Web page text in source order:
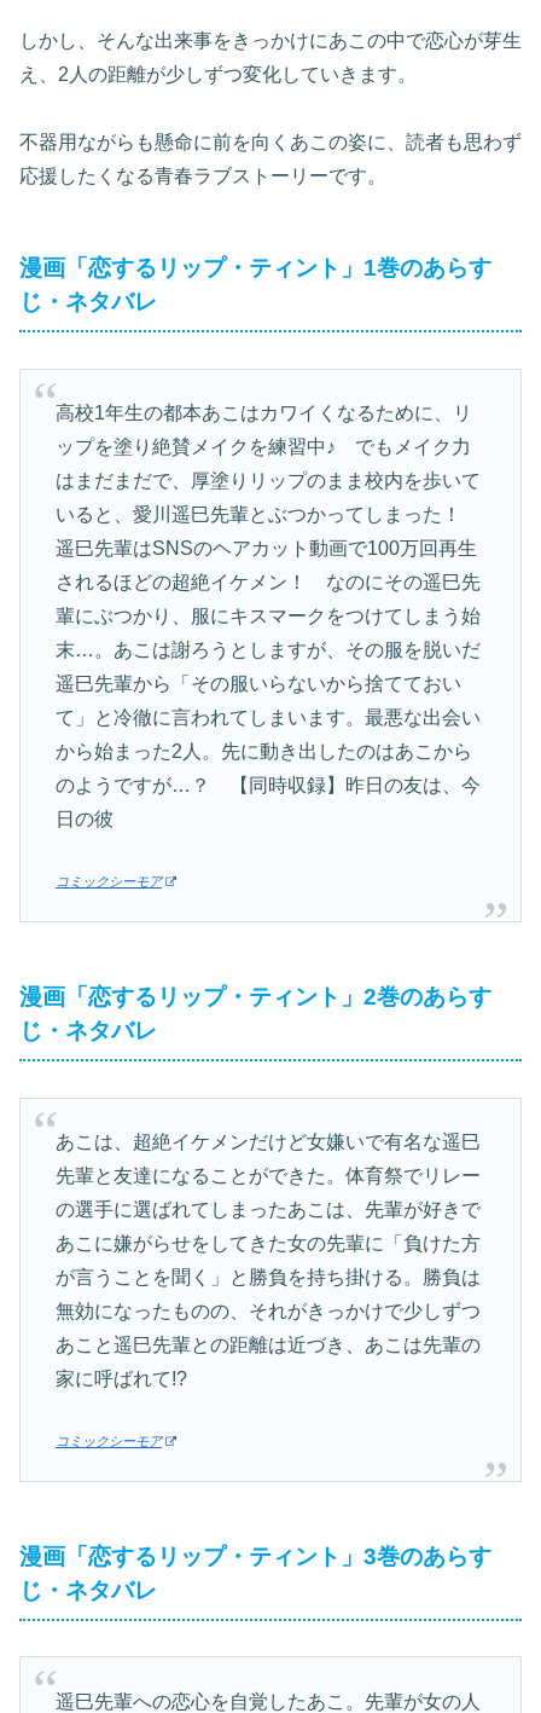
しかし、そんな出来事をきっかけにあこの中で恋心が芽生
え、2人の距離が少しずつ変化していきます。
不器用ながらも懸命に前を向くあこの姿に、読者も思わず
応援したくなる青春ラブストーリーです。
漫画「恋するリップ・ティント」1巻のあらす
じ・ネタバレ
高校1年生の都本あこはカワイくなるために、リ
ップを塗り絶賛メイクを練習中♪ でもメイク力
はまだまだで、厚塗りリップのまま校内を歩いて
いると、愛川遥巳先輩とぶつかってしまった！
遥巳先輩はSNSのヘアカット動画で100万回再生
されるほどの超絶イケメン！ なのにその遥巳先
輩にぶつかり、服にキスマークをつけてしまう始
末…。あこは謝ろうとしますが、その服を脱いだ
遥巳先輩から「その服いらないから捨てておい
て」と冷徹に言われてしまいます。最悪な出会い
から始まった2人。先に動き出したのはあこから
のようですが…？ 【同時収録】昨日の友は、今
日の彼
コミックシーモア
漫画「恋するリップ・ティント」2巻のあらす
じ・ネタバレ
あこは、超絶イケメンだけど女嫌いで有名な遥巳
先輩と友達になることができた。体育祭でリレー
の選手に選ばれてしまったあこは、先輩が好きで
あこに嫌がらせをしてきた女の先輩に「負けた方
が言うことを聞く」と勝負を持ち掛ける。勝負は
無効になったものの、それがきっかけで少しずつ
あこと遥巳先輩との距離は近づき、あこは先輩の
家に呼ばれて!?
コミックシーモア
漫画「恋するリップ・ティント」3巻のあらす
じ・ネタバレ
遥巳先輩への恋心を自覚したあこ。先輩が女の人